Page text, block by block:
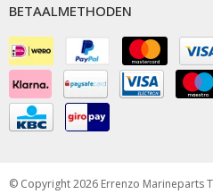
BETAALMETHODEN
© Copyright 2026 Errenzo Marineparts